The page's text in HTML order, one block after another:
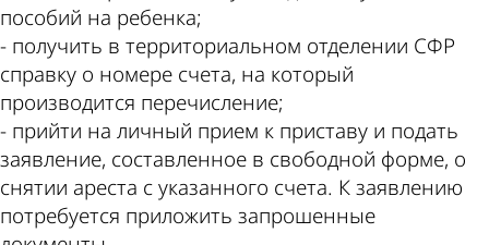
пособий на ребенка;
- получить в территориальном отделении СФР
справку о номере счета, на который
производится перечисление;
- прийти на личный прием к приставу и подать
заявление, составленное в свободной форме, о
снятии ареста с указанного счета. К заявлению
потребуется приложить запрошенные